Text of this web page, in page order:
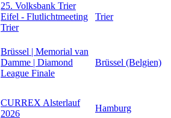
25. Volksbank Trier
Eifel - Flutlichtmeeting
Trier
Trier
Brüssel | Memorial van
Damme | Diamond
League Finale
Brüssel (Belgien)
CURREX Alsterlauf
2026
Hamburg